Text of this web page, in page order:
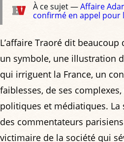
À ce sujet —Affaire
confirmé en appel pour
L’affaire Traoré dit
un symbole, une illustration
qui irriguent la France, un
faiblesses, de ses
politiques et médiatiques.
des commentateurs
victimaire de la société qui